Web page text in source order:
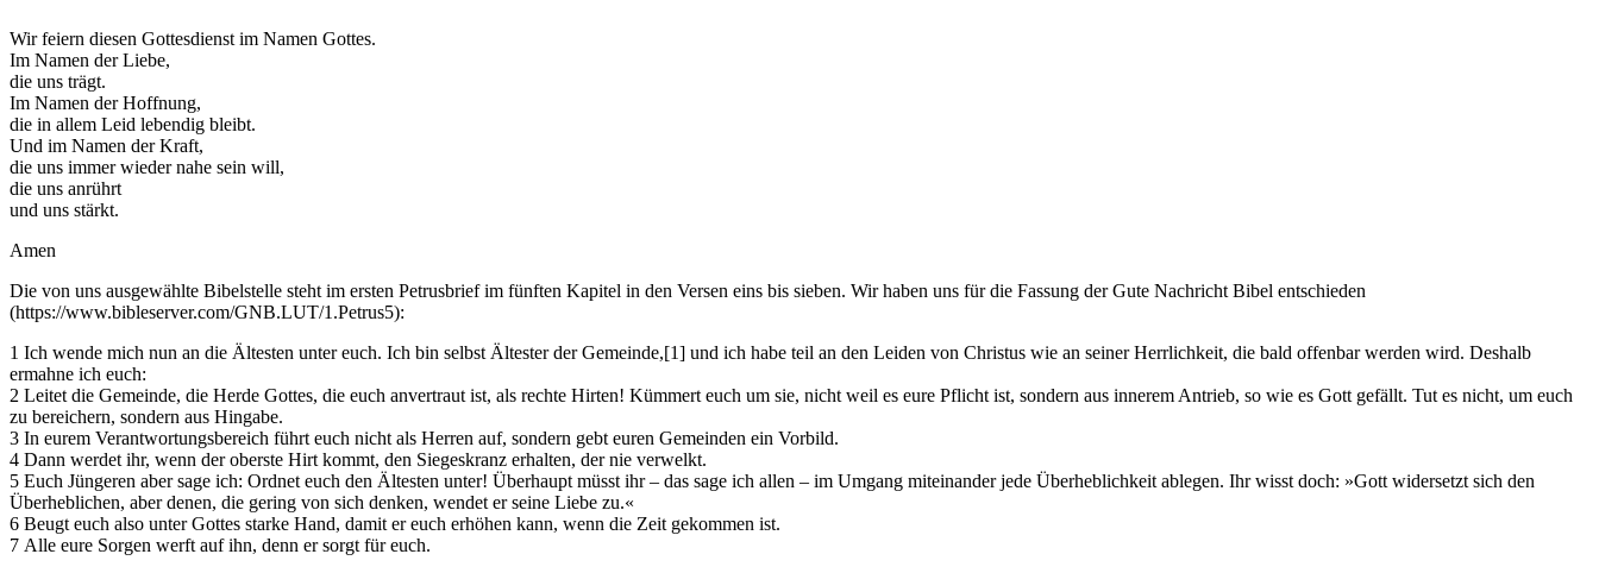
Wir feiern diesen Gottesdienst im Namen Gottes.
Im Namen der Liebe,
die uns trägt.
Im Namen der Hoffnung,
die in allem Leid lebendig bleibt.
Und im Namen der Kraft,
die uns immer wieder nahe sein will,
die uns anrührt
und uns stärkt.
Amen
Die von uns ausgewählte Bibelstelle steht im ersten Petrusbrief im fünften Kapitel in den Versen eins bis sieben. Wir haben uns für die Fassung der Gute Nachricht Bibel entschieden
(https://www.bibleserver.com/GNB.LUT/1.Petrus5):
1 Ich wende mich nun an die Ältesten unter euch. Ich bin selbst Ältester der Gemeinde,[1] und ich habe teil an den Leiden von Christus wie an seiner Herrlichkeit, die bald offenbar werden wird. Deshalb
ermahne ich euch:
2 Leitet die Gemeinde, die Herde Gottes, die euch anvertraut ist, als rechte Hirten! Kümmert euch um sie, nicht weil es eure Pflicht ist, sondern aus innerem Antrieb, so wie es Gott gefällt. Tut es nicht, um euch
zu bereichern, sondern aus Hingabe.
3 In eurem Verantwortungsbereich führt euch nicht als Herren auf, sondern gebt euren Gemeinden ein Vorbild.
4 Dann werdet ihr, wenn der oberste Hirt kommt, den Siegeskranz erhalten, der nie verwelkt.
5 Euch Jüngeren aber sage ich: Ordnet euch den Ältesten unter! Überhaupt müsst ihr – das sage ich allen – im Umgang miteinander jede Überheblichkeit ablegen. Ihr wisst doch: »Gott widersetzt sich den
Überheblichen, aber denen, die gering von sich denken, wendet er seine Liebe zu.«
6 Beugt euch also unter Gottes starke Hand, damit er euch erhöhen kann, wenn die Zeit gekommen ist.
7 Alle eure Sorgen werft auf ihn, denn er sorgt für euch.